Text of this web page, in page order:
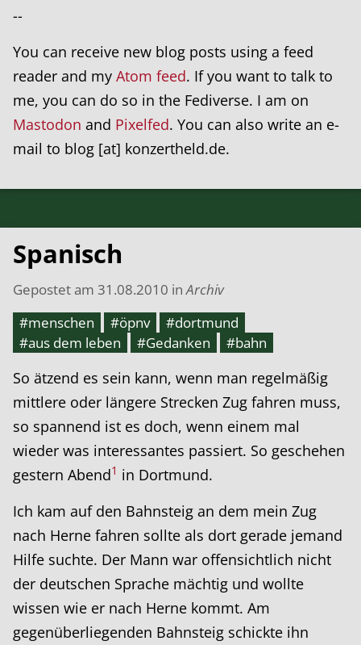
--
You can receive new blog posts using a feed
reader and my Atom feed. If you want to talk to
me, you can do so in the Fediverse. I am on
Mastodon and Pixelfed. You can also write an e-
mail to blog [at] konzertheld.de.
Spanisch
Gepostet am 31.08.2010 in Archiv
#menschen
#öpnv
#dortmund
#aus dem leben
#Gedanken
#bahn
So ätzend es sein kann, wenn man regelmäßig
mittlere oder längere Strecken Zug fahren muss,
so spannend ist es doch, wenn einem mal
wieder was interessantes passiert. So geschehen
gestern Abend1 in Dortmund.
Ich kam auf den Bahnsteig an dem mein Zug
nach Herne fahren sollte als dort gerade jemand
Hilfe suchte. Der Mann war offensichtlich nicht
der deutschen Sprache mächtig und wollte
wissen wie er nach Herne kommt. Am
gegenüberliegenden Bahnsteig schickte ihn